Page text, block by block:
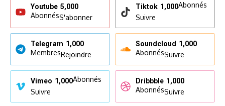
Youtube 5,000
AbonnésS'abonner
Tiktok 1,000Abonnés
Suivre
Telegram 1,000
MembresRejoindre
Soundcloud 1,000
AbonnésSuivre
Vimeo 1,000Abonnés
Suivre
Dribbble 1,000
AbonnésSuivre